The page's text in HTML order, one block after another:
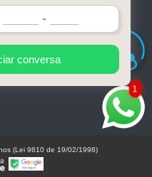
site
1
conversa
(Lei 9610 de 19/02/1998)